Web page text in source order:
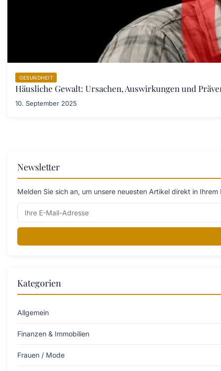
GESUNDHEIT
Häusliche Gewalt: Ursachen, Auswirkungen und
10. September 2025
Newsletter
Melden Sie sich an, um unsere neuesten Artikel direkt in
Kategorien
Allgemein
Finanzen & Immobilien
Frauen / Mode